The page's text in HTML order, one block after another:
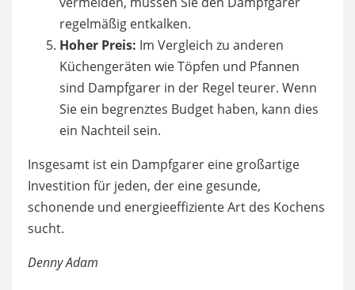
regelmäßig entkalken.
Hoher Preis: Im Vergleich zu anderen
Küchengeräten wie Töpfen und Pfannen
sind Dampfgarer in der Regel teurer. Wenn
Sie ein begrenztes Budget haben, kann dies
ein Nachteil sein.
Insgesamt ist ein Dampfgarer eine großartige
Investition für jeden, der eine gesunde,
schonende und energieeffiziente Art des Kochens
sucht.
Denny Adam